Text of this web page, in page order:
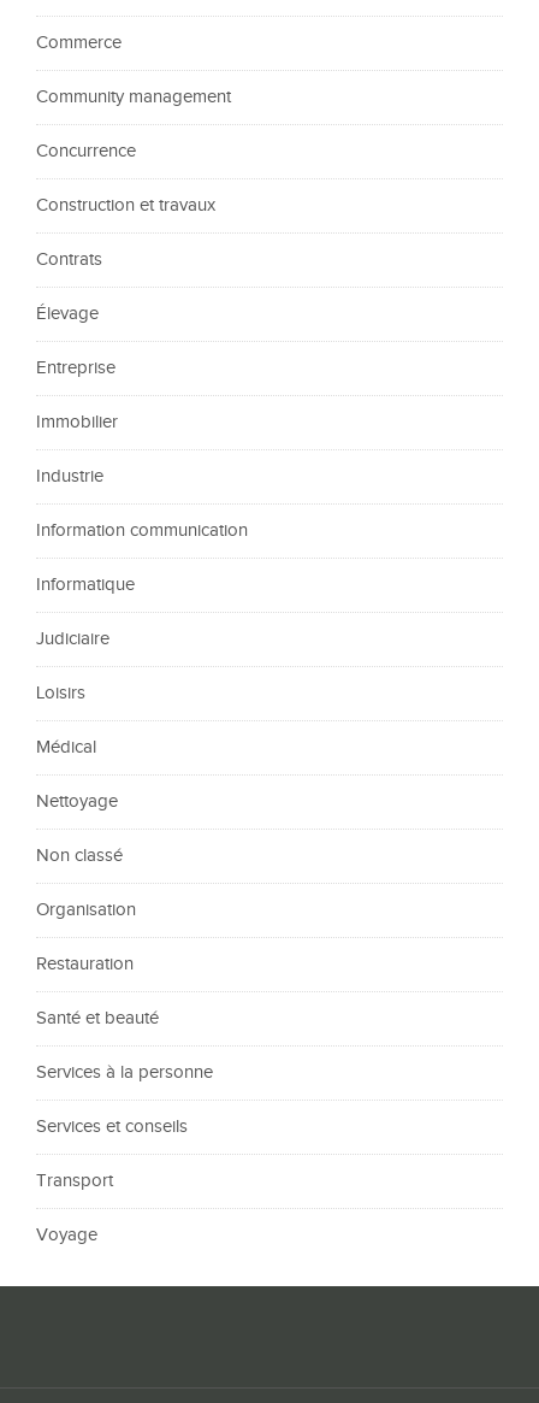
Commerce
Community management
Concurrence
Construction et travaux
Contrats
Élevage
Entreprise
Immobilier
Industrie
Information communication
Informatique
Judiciaire
Loisirs
Médical
Nettoyage
Non classé
Organisation
Restauration
Santé et beauté
Services à la personne
Services et conseils
Transport
Voyage